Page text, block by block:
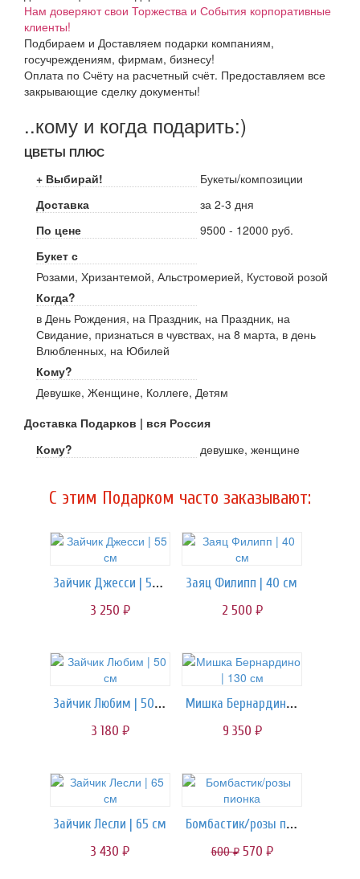
Нам доверяют свои Торжества и События корпоративные
клиенты!
Подбираем и Доставляем подарки компаниям,
госучреждениям, фирмам, бизнесу!
Оплата по Счёту на расчетный счёт. Предоставляем все
закрывающие сделку документы!
..кому и когда подарить:)
ЦВЕТЫ ПЛЮС
+ Выбирай!
Букеты/композиции
Доставка
за 2-3 дня
По цене
9500 - 12000 руб.
Букет с
Розами, Хризантемой, Альстромерией, Кустовой розой
Когда?
в День Рождения, на Праздник, на Праздник, на
Свидание, признаться в чувствах, на 8 марта, в день
Влюбленных, на Юбилей
Кому?
Девушке, Женщине, Коллеге, Детям
Доставка Подарков | вся Россия
Кому?
девушке, женщине
C этим Подарком часто заказывают:
Зайчик Джесси | 55 см
3 250 руб.
Заяц Филипп | 40 см
2 500 руб.
Зайчик Любим | 50 см
3 180 руб.
Мишка Бернардино | 130 см
9 350 руб.
Зайчик Лесли | 65 см
3 430 руб.
Бомбастик/розы пионка
600руб. 570 руб.